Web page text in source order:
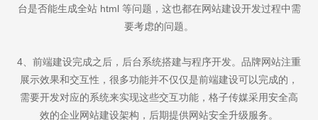
台是否能生成全站 html 等问题，这也都在网站建设开发过程中需
要考虑的问题。
4、前端建设完成之后，后台系统搭建与程序开发。品牌网站注重
展示效果和交互性，很多功能并不仅仅是前端建设可以完成的，
需要开发对应的系统来实现这些交互功能，格子传媒采用安全高
效的企业网站建设架构，后期提供网站安全升级服务。